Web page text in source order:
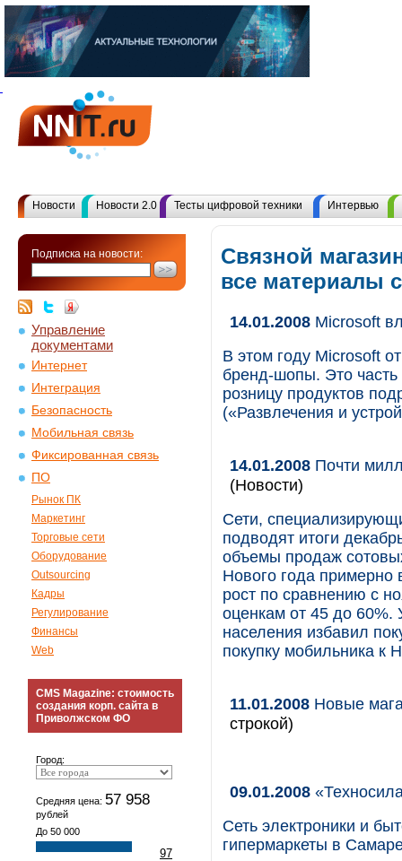
Новости Новости 2.0 Тесты цифровой техники Интервью
Подписка на новости:
Управление
документами
Интернет
Интеграция
Безопасность
Мобильная связь
Фиксированная связь
ПО
Рынок ПК
Маркетинг
Торговые сети
Оборудование
Outsourcing
Кадры
Регулирование
Финансы
Web
CMS Magazine: стоимость
создания корп. сайта в
Приволжском ФО
Город:
Средняя цена: 57 958
рублей
До 50 000
97
Связной
все материалы
14.01.2008 Microsoft
В этом году Microsoft
бренд-шопы. Это часть
розницу продуктов
(«Развлечения и
14.01.2008 Почти
(Новости)
Сети,
подводят итоги
объемы продаж
Нового года примерно
рост по сравнению с
оценкам от 45 до 60%.
населения избавил
покупку мобильника к
11.01.2008 Новые
строкой)
09.01.2008
Сеть электроники и
гипермаркеты в